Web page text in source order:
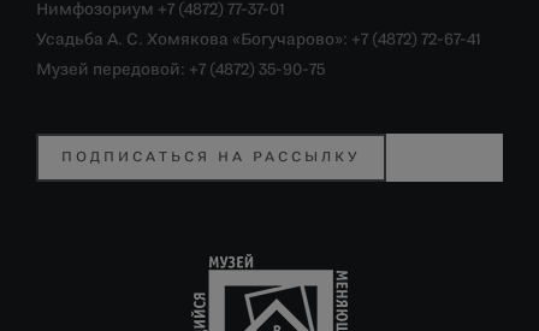
Нимфозориум +7 (4872) 77-37-01
Усадьба А. С. Хомякова «Богучарово»: +7 (4872) 72-67-41
Музей передовой: +7 (4872) 35-90-75
ПОДПИСАТЬСЯ НА РАССЫЛКУ